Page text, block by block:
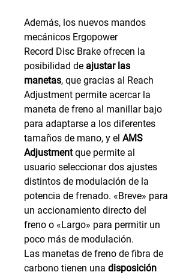
Además, los nuevos mandos
mecánicos Ergopower
Record Disc Brake ofrecen la
posibilidad de ajustar las
manetas, que gracias al Reach
Adjustment permite acercar la
maneta de freno al manillar bajo
para adaptarse a los diferentes
tamaños de mano, y el AMS
Adjustmentque permite al
usuario seleccionar dos ajustes
distintos de modulación de la
potencia de frenado. «Breve» para
un accionamiento directo del
freno o «Largo» para permitir un
poco más de modulación.
Las manetas de freno de fibra de
carbono tienen una disposición